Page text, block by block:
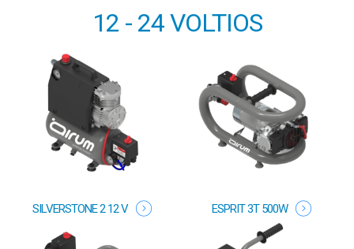
12 - 24 VOLTIOS
SILVERSTONE 2 12 V ESPRIT 3T 500W